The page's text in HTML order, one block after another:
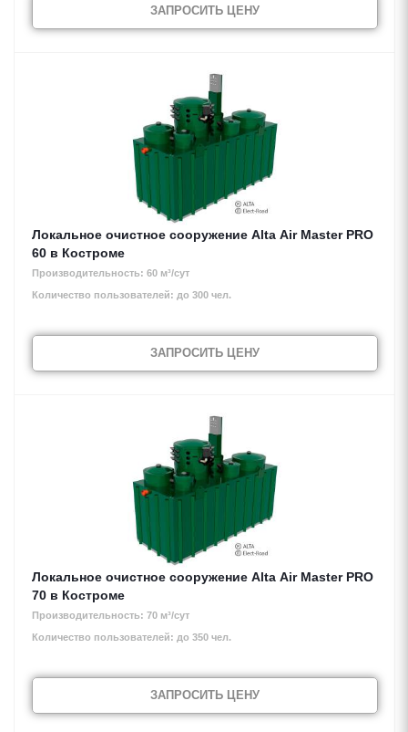
ЗАПРОСИТЬ ЦЕНУ
Локальное очистное сооружение Alta Air Master PRO
60 в Костроме
Производительность: 60 м³/сут
Количество пользователей: до 300 чел.
ЗАПРОСИТЬ ЦЕНУ
Локальное очистное сооружение Alta Air Master PRO
70 в Костроме
Производительность: 70 м³/сут
Количество пользователей: до 350 чел.
ЗАПРОСИТЬ ЦЕНУ